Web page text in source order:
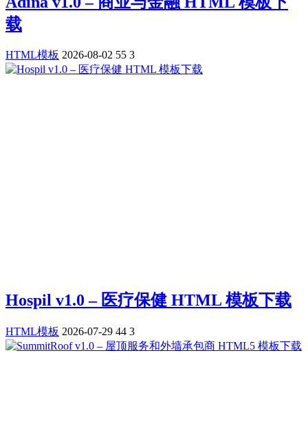
载
HTML模板 2026-08-02 55 3
Hospil v1.0 – 医疗保健 HTML 模板下载
HTML模板 2026-07-29 44 3